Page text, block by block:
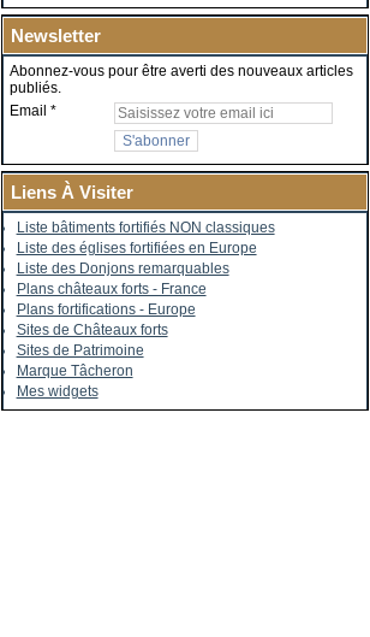
Newsletter
Abonnez-vous pour être averti des nouveaux articles
publiés.
Email
Liens À Visiter
Liste bâtiments fortifiés NON classiques
Liste des églises fortifiées en Europe
Liste des Donjons remarquables
Plans châteaux forts - France
Plans fortifications - Europe
Sites de Châteaux forts
Sites de Patrimoine
Marque Tâcheron
Mes widgets